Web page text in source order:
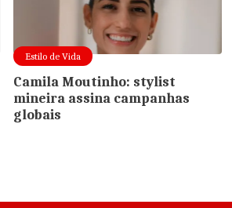
Estilo de Vida
Camila Moutinho: stylist
mineira assina campanhas
globais